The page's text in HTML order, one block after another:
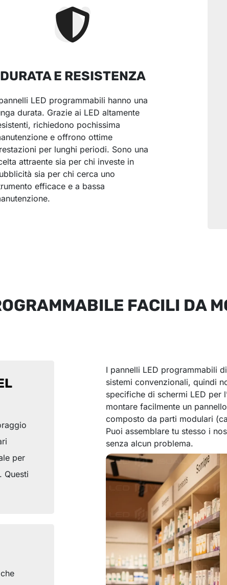
DURATA E RESISTENZA
LED programmabili hanno una
durata. Grazie ai LED altamente
richiedono pochissima
e offrono ottime
per lunghi periodi. Sono una
attraente sia per chi investe in
sia per chi cerca uno
efficace e a bassa
FACILI DA
per
Questi
I pannelli LED programmabili
sistemi convenzionali, quindi
specifiche di schermi LED per
montare facilmente un
composto da parti modulari
Puoi assemblare tu stesso i
senza alcun problema.